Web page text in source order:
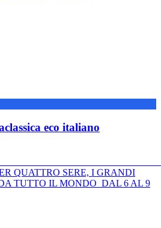
eco italiano
QUATTRO SERE, I GRANDI
TUTTO IL MONDO DAL 6 AL 9